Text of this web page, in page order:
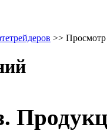
>>